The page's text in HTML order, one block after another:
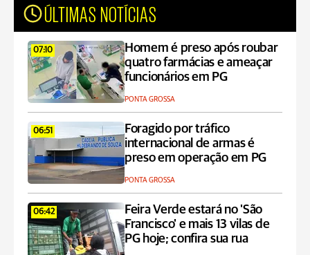
ÚLTIMAS NOTÍCIAS
07:10
Homem é preso após roubar
quatro farmácias e ameaçar
funcionários em PG
PONTA GROSSA
06:51
Foragido por tráfico
internacional de armas é
preso em operação em PG
PONTA GROSSA
06:42
Feira Verde estará no 'São
Francisco' e mais 13 vilas de
PG hoje; confira sua rua